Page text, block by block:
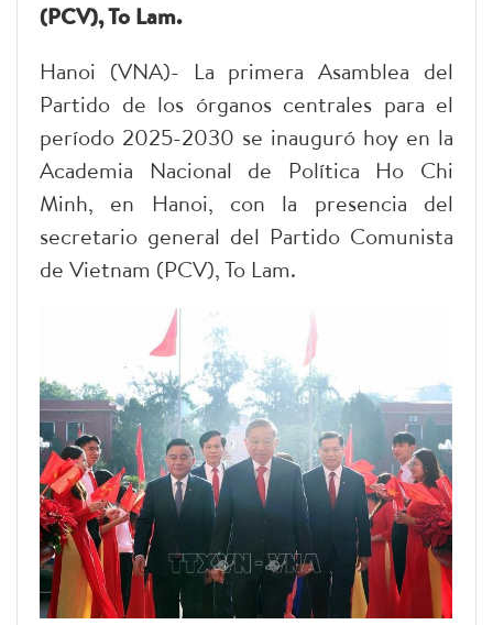
(PCV), To Lam.
Hanoi (VNA)- La primera Asamblea del
Partido de los órganos centrales para el
período 2025-2030 se inauguró hoy en la
Academia Nacional de Política Ho Chi
Minh, en Hanoi, con la presencia del
secretario general del Partido Comunista
de Vietnam (PCV), To Lam.